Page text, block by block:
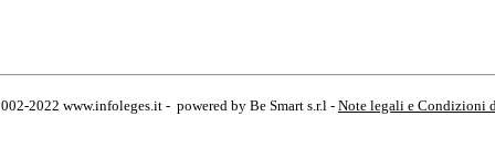
2022 www.infoleges.it - powered by Be Smart s.r.l - Note legali e Condizioni